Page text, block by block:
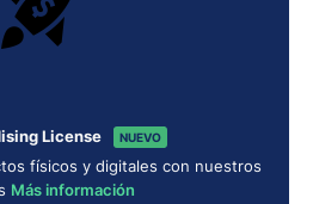
License NUEVO
físicos y digitales con nuestros
Más información